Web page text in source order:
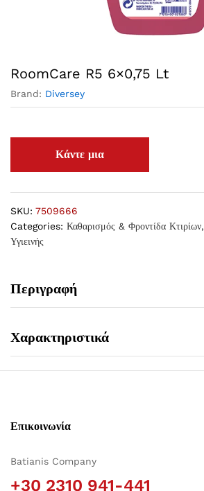
RoomCare R5 6×0,75 Lt
Brand: Diversey
SKU: 7509666
Categories: Καθαρισμός & Φροντίδα Κτιρίων,
Υγιεινής
Περιγραφή
Χαρακτηριστικά
Επικοινωνία
Batianis Company
+30 2310 941-441